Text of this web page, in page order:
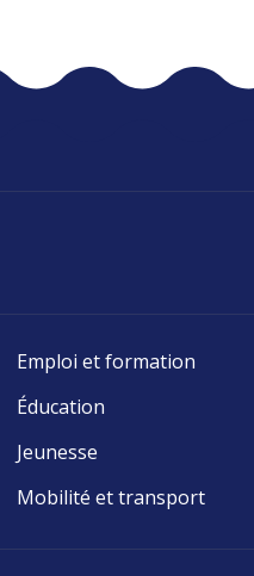
Emploi et formation
Éducation
Jeunesse
Mobilité et transport